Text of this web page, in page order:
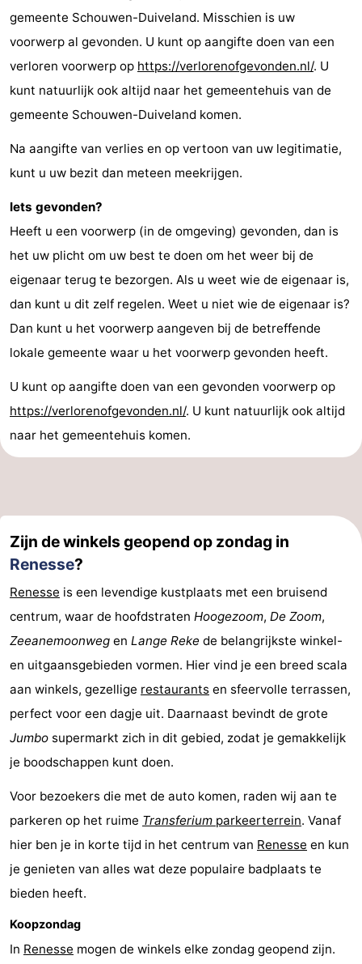
gemeente Schouwen-Duiveland. Misschien is uw
voorwerp al gevonden. U kunt op aangifte doen van een
verloren voorwerp op https://verlorenofgevonden.nl/. U
kunt natuurlijk ook altijd naar het gemeentehuis van de
gemeente Schouwen-Duiveland komen.
Na aangifte van verlies en op vertoon van uw legitimatie,
kunt u uw bezit dan meteen meekrijgen.
Iets gevonden?
Heeft u een voorwerp (in de omgeving) gevonden, dan is
het uw plicht om uw best te doen om het weer bij de
eigenaar terug te bezorgen. Als u weet wie de eigenaar is,
dan kunt u dit zelf regelen. Weet u niet wie de eigenaar is?
Dan kunt u het voorwerp aangeven bij de betreffende
lokale gemeente waar u het voorwerp gevonden heeft.
U kunt op aangifte doen van een gevonden voorwerp op
https://verlorenofgevonden.nl/. U kunt natuurlijk ook altijd
naar het gemeentehuis komen.
Zijn de winkels geopend op zondag in
Renesse?
Renesse is een levendige kustplaats met een bruisend
centrum, waar de hoofdstraten Hoogezoom, De Zoom,
Zeeanemoonweg en Lange Reke de belangrijkste winkel-
en uitgaansgebieden vormen. Hier vind je een breed scala
aan winkels, gezellige restaurants en sfeervolle terrassen,
perfect voor een dagje uit. Daarnaast bevindt de grote
Jumbo supermarkt zich in dit gebied, zodat je gemakkelijk
je boodschappen kunt doen.
Voor bezoekers die met de auto komen, raden wij aan te
parkeren op het ruime Transferium parkeerterrein. Vanaf
hier ben je in korte tijd in het centrum van Renesse en kun
je genieten van alles wat deze populaire badplaats te
bieden heeft.
Koopzondag
In Renesse mogen de winkels elke zondag geopend zijn.